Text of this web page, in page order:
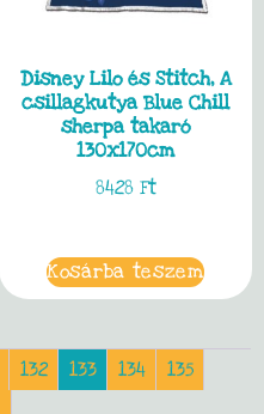
Disney Lilo és Stitch, A
csillagkutya Blue Chill
sherpa takaró
130x170cm
8428 Ft
Kosárba teszem
132 133 134
135